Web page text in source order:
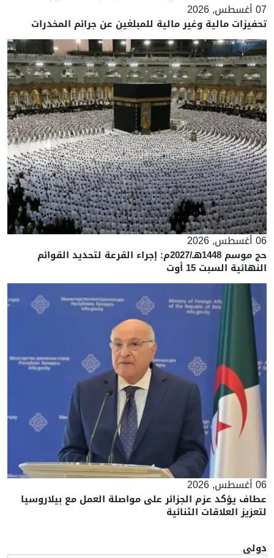
07 أغسطس, 2026
تحفيزات مالية وغير مالية للمبلغين عن جرائم المخدرات
06 أغسطس, 2026
حج موسم 1448هـ/2027م: إجراء القرعة لتحديد القوائم
النهائية السبت 15 أوت
06 أغسطس, 2026
عطاف يؤكد عزم الجزائر على مواصلة العمل مع بيلاروسيا
لتعزيز العلاقات الثنائية
دولي